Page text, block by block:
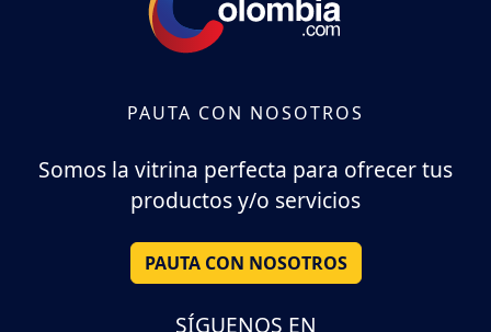
PAUTA CON NOSOTROS
Somos la vitrina perfecta para ofrecer tus
productos y/o servicios
PAUTA CON NOSOTROS
SÍGUENOS EN